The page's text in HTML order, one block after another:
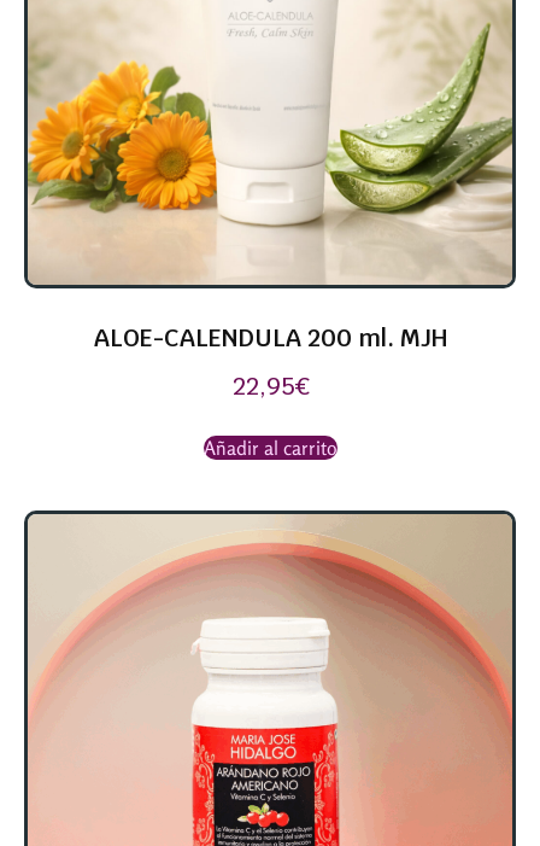
ALOE-CALENDULA 200 ml. MJH
22,95€
Añadir al carrito